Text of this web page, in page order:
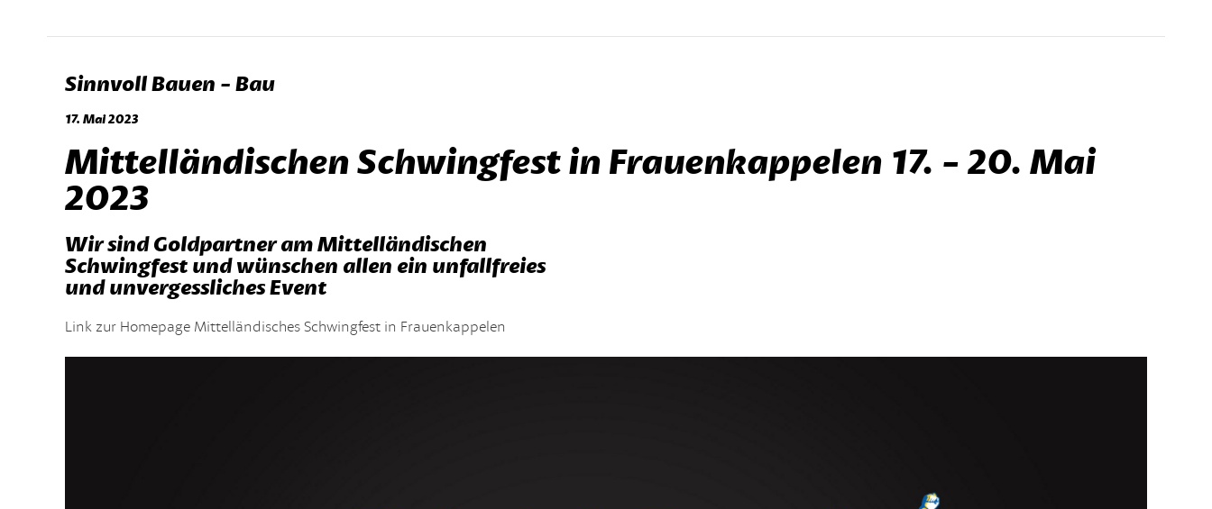
Sinnvoll Bauen - Bau
17. Mai 2023
Mittelländischen Schwingfest in Frauenkappelen 17. - 20. Mai
2023
Wir sind Goldpartner am Mittelländischen
Schwingfest und wünschen allen ein unfallfreies
und unvergessliches Event
Link zur Homepage Mittelländisches Schwingfest in Frauenkappelen